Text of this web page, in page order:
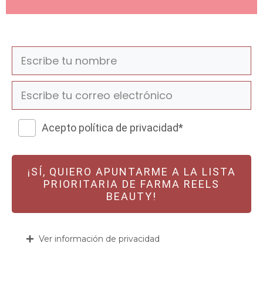
Acepto política de privacidad*
¡SÍ, QUIERO APUNTARME A LA LISTA
PRIORITARIA DE FARMA REELS
BEAUTY!
Ver información de privacidad